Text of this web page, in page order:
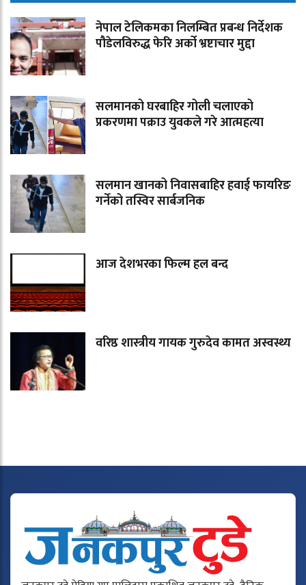
नेपाल टेलिकमका निलम्बित प्रबन्ध निर्देशक
पौडेलविरुद्ध फेरि अर्को भ्रष्टाचार मुद्दा
सलमानको घरबाहिर गोली चलाएको
प्रकरणमा पक्राउ युवकले गरे आत्महत्या
सलमान खानको निवासबाहिर हवाई फायरिङ
गर्नेको तस्विर सार्बजनिक
आज देशभरका फिल्म हल बन्द
वरिष्ठ शास्त्रीय गायक गुरुदेव कामत अस्वस्थ्य